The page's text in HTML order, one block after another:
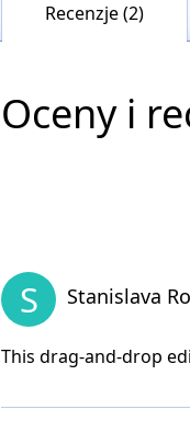
Recenzje (2)
Oceny i
S Stanislava
This drag-and-drop